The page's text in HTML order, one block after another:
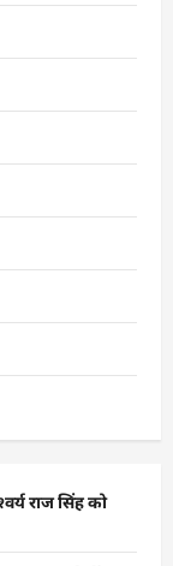
राज सिंह को